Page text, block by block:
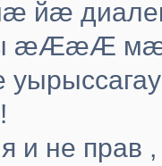
йæ
æÆæÆ мæ
и не прав